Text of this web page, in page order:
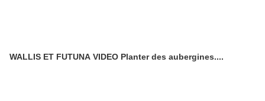
WALLIS ET FUTUNA VIDEO Planter des aubergines....